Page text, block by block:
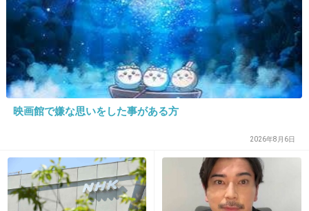
2012/11/21(水) 14:02:33
彼氏の外出中にさびしくてヒステリー起こし自殺騒ぎにま
で発展w
+15 -7
19. 匿名2012/11/21(水) 14:05:09
彼が帰宅すると暗闇のなかで手首を切ってい
る。
映画館で嫌な思いをした事がある方
2026年8月6日